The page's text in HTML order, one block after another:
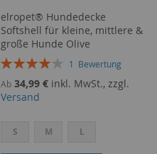
elropet® Hundedecke
Softshell für kleine, mittlere &
große Hunde Olive
Bewertung:
1 Bewertung
Ab 34,99 € inkl. MwSt., zzgl.
Versand
S M L